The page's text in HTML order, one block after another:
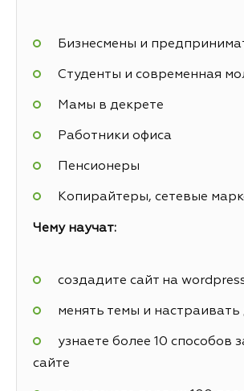
Бизнесмены и
Студенты и современная
Мамы в декрете
Работники офиса
Пенсионеры
Копирайтеры, сетевые
Чему научат:
создадите сайт на
менять темы и настраивать
узнаете более 10 способов
сайте